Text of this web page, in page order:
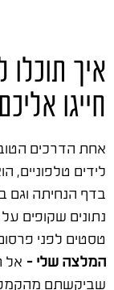
איך
חייגו
אחת הדרכים
לידים טלפוניים,
בדף הנחיתה וגם
נתונים שקופים
טסטים לפני
המלצה שלי – אל
שביקשתם